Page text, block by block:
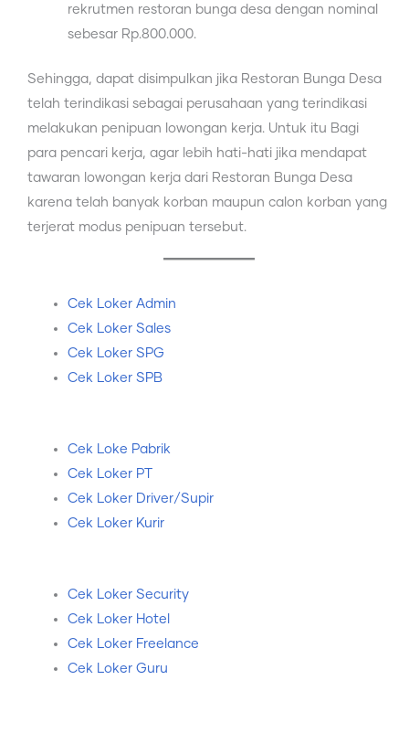
rekrutmen restoran bunga desa dengan nominal
sebesar Rp.800.000.
Sehingga, dapat disimpulkan jika Restoran Bunga Desa
telah terindikasi sebagai perusahaan yang terindikasi
melakukan penipuan lowongan kerja. Untuk itu Bagi
para pencari kerja, agar lebih hati-hati jika mendapat
tawaran lowongan kerja dari Restoran Bunga Desa
karena telah banyak korban maupun calon korban yang
terjerat modus penipuan tersebut.
Cek Loker Admin
Cek Loker Sales
Cek Loker SPG
Cek Loker SPB
Cek Loke Pabrik
Cek Loker PT
Cek Loker Driver/Supir
Cek Loker Kurir
Cek Loker Security
Cek Loker Hotel
Cek Loker Freelance
Cek Loker Guru